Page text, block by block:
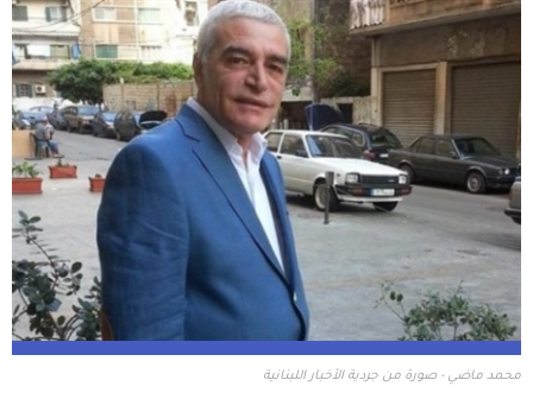
محمد ماضي - صورة من جردية الأخبار اللبنانية